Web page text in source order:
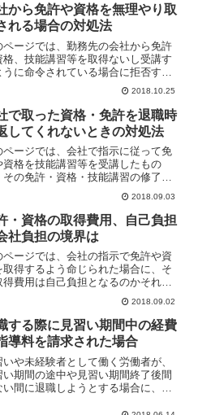
から免許や資格を無理やり取
れる場合の対処法
ページでは、勤務先の会社から免許
格、技能講習等を取得ないし受講す
うに命令されている場合に拒否する
はできないのか、という点について
2018.10.25
で取った資格・免許を退職時
してくれないときの対処法
ページでは、会社で指示に従って免
資格を技能講習等を受講したもの
その免許・資格・技能講習の修了証
社が変換してくれない場合の対処法
について解説しています。
2018.09.03
・資格の取得費用、自己負担
社負担の境界は
ページでは、会社の指示で免許や資
取得するよう命じられた場合に、そ
得費用は自己負担となるのかそれと
社負担となるのか、その判断基準に
2018.09.02
する際に見習い期間中の経費
導料を請求された場合
いや未経験者として働く労働者が、
い期間の途中や見習い期間終了後間
い間に退職しようとする場合に、見